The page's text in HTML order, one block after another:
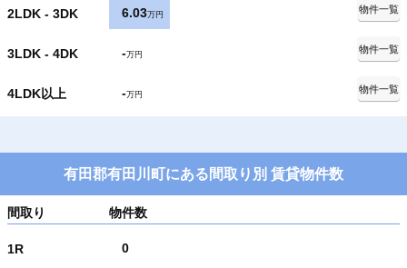
2LDK - 3DK 6.03万円
物件一覧
3LDK - 4DK -万円
物件一覧
4LDK以上 -万円
物件一覧
有田郡有田川町にある間取り別 賃貸物件数
間取り 物件数
1R 0